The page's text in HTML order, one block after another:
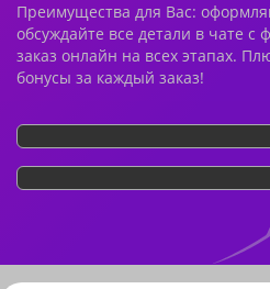
Преимущества для Вас:
обсуждайте все детали в чате с
заказ онлайн на всех этапах.
бонусы за каждый заказ!